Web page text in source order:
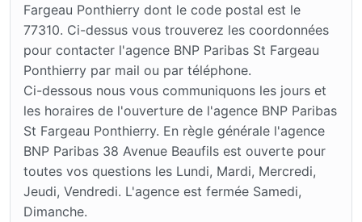
Fargeau Ponthierry dont le code postal est le
77310. Ci-dessus vous trouverez les coordonnées
pour contacter l'agence BNP Paribas St Fargeau
Ponthierry par mail ou par téléphone.
Ci-dessous nous vous communiquons les jours et
les horaires de l'ouverture de l'agence BNP Paribas
St Fargeau Ponthierry. En règle générale l'agence
BNP Paribas 38 Avenue Beaufils est ouverte pour
toutes vos questions les Lundi, Mardi, Mercredi,
Jeudi, Vendredi. L'agence est fermée Samedi,
Dimanche.